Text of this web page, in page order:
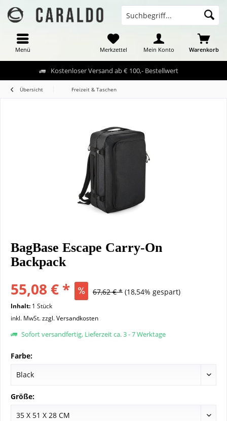
Kostenloser Versand ab € 100,- Bestellwert
Menü Warenkorb
Merkzettel Mein Konto
Übersicht Freizeit & Taschen
BagBase Escape Carry-On
Backpack
55,08 € * 67,62 € * (18,54% gespart)
Inhalt: 1 Stück
inkl. MwSt.zzgl. Versandkosten
Sofort versandfertig, Lieferzeit ca. 3 - 7 Werktage
Farbe:
Größe: